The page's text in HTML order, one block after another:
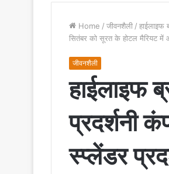
Home / जीवनशैली / हाईलाइफ
सितंबर को सूरत के होटल मैरियट में
जीवनशैली
हाईलाइफ
प्रदर्शनी
स्प्लेंडर